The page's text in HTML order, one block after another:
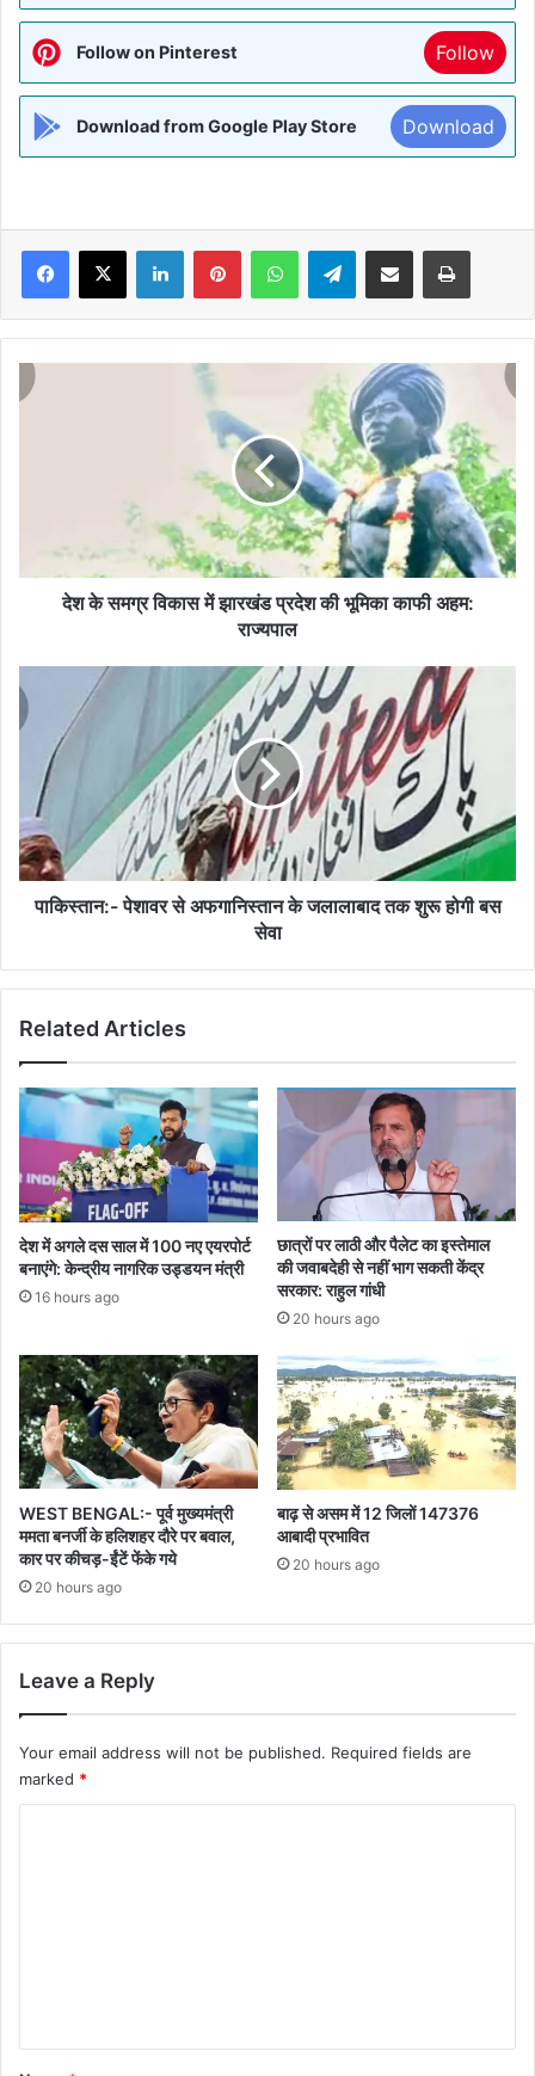
Follow on Pinterest Follow
Download from Google Play Store Download
Facebook
X LinkedInPinterestWhatsAppTelegramShare via Email Print
देश
के
भूमिका
देश के समग्र विकास में झारखंड प्रदेश की भूमिका काफी अहम:
राज्यपाल
पेशावर
से
अफगानिस्तान
जलालाबाद
तक
शुरू
होगी
बसपाकिस्तान:- पेशावर से अफगानिस्तान के जलालाबाद तक शुरू होगी बस
सेवा
Related Articles
देश में अगले दस साल में 100 नए एयरपोर्ट
बनाएंगे: केन्द्रीय नागरिक उड्डयन मंत्री
16 hours ago
छात्रों पर लाठी और पैलेट का इस्तेमाल
की जवाबदेही से नहीं भाग सकती केंद्र
सरकार: राहुल गांधी
20 hours ago
WEST BENGAL:- पूर्व मुख्यमंत्री
ममता बनर्जी के हलिशहर दौरे पर बवाल,
कार पर कीचड़-ईंटें फेंके गये
20 hours ago
बाढ़ से असम में 12 जिलों 147376
आबादी प्रभावित
20 hours ago
Leave a Reply
Your email address will not be published. Required fields are
marked *